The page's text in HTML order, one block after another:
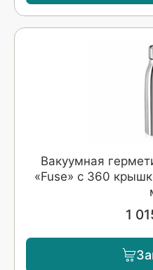
Вакуумная
«Fuse» с 360
1